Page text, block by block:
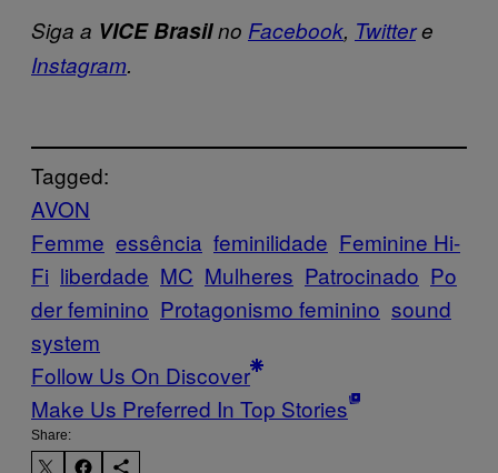
Siga a VICE Brasilno Facebook, Twittere
Instagram.
Tagged:
AVON
Femme essência feminilidade Feminine Hi-
Fi liberdade MC Mulheres Patrocinado Po
der feminino Protagonismo feminino sound
system
Follow Us On Discover
Make Us Preferred In Top Stories
Share: